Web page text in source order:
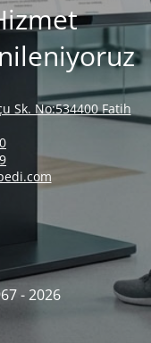
Sk. No:534400 Fatih
- 2026